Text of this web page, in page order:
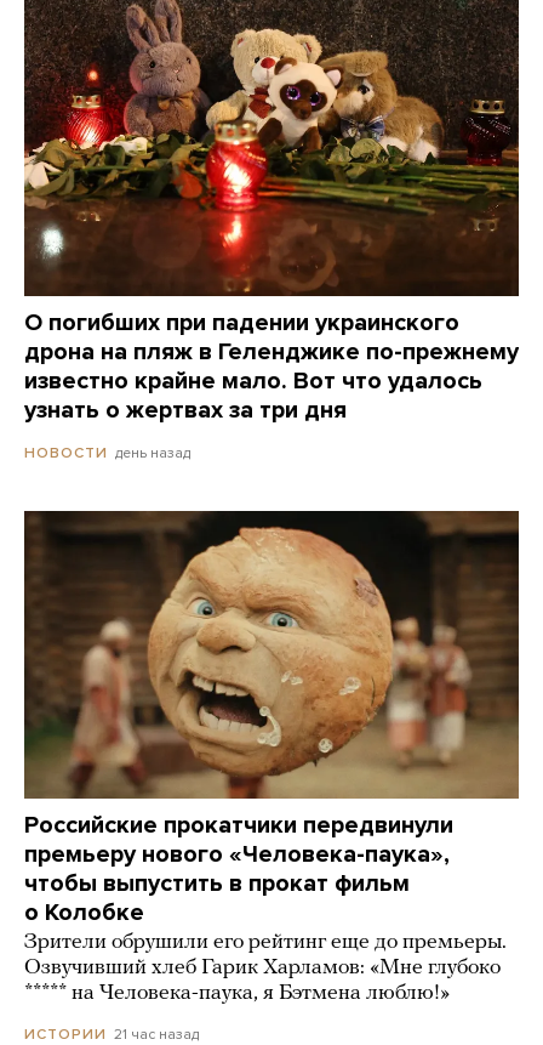
О погибших при падении украинского
дрона на пляж в Геленджике по-прежнему
известно крайне мало. Вот что удалось
узнать о жертвах за три дня
НОВОСТИ день назад
Российские прокатчики передвинули
премьеру нового «Человека-паука»,
чтобы выпустить в прокат фильм
о Колобке
Зрители обрушили его рейтинг еще до премьеры.
Озвучивший хлеб Гарик Харламов: «Мне глубоко
***** на Человека-паука, я Бэтмена люблю!»
ИСТОРИИ 21 час назад